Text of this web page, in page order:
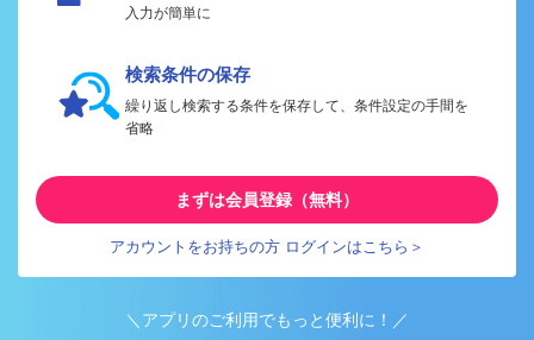
入力が簡単に
検索条件の保存
繰り返し検索する条件を保存して、条件設定の手間を
省略
まずは会員登録（無料）
アカウントをお持ちの方 ログインはこちら＞
＼アプリのご利用でもっと便利に！／